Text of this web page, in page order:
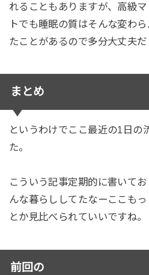
れることもありますが、高級
トでも睡眠の質はそんな変わ
たことがあるので多分大丈夫だ
まとめ
というわけでここ最近の1日の
た。
こういう記事定期的に書いて
んな暮らししてたなーここもっ
とか見比べられていいですね。
前回の